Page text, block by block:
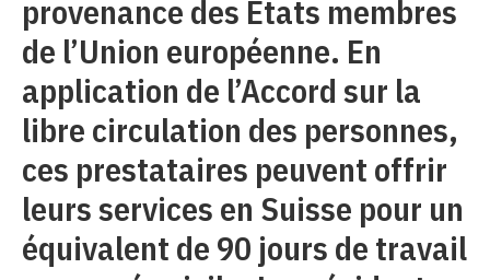
provenance des États membres
de l’Union européenne. En
application de l’Accord sur la
libre circulation des personnes,
ces prestataires peuvent offrir
leurs services en Suisse pour un
équivalent de 90 jours de travail